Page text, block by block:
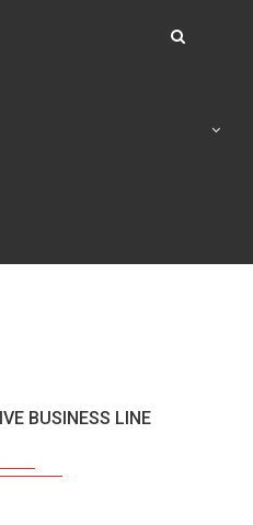
BUSINESS LINE